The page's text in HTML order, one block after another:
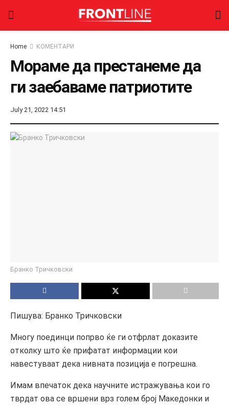
Home КОМЕНТАРИ
Мораме да престанеме да
ги заебаваме патриотите
July 21, 2022 14:51
Бранко Тричковски
Пишува: Бранко Тричковски
Многу поединци попрво ќе ги отфрлат доказите
отколку што ќе прифатат информации кои
навестуваат дека нивната позиција е погрешна.
Имам впечаток дека научните истражувања кои го
тврдат ова се вршени врз голем број Македонки и